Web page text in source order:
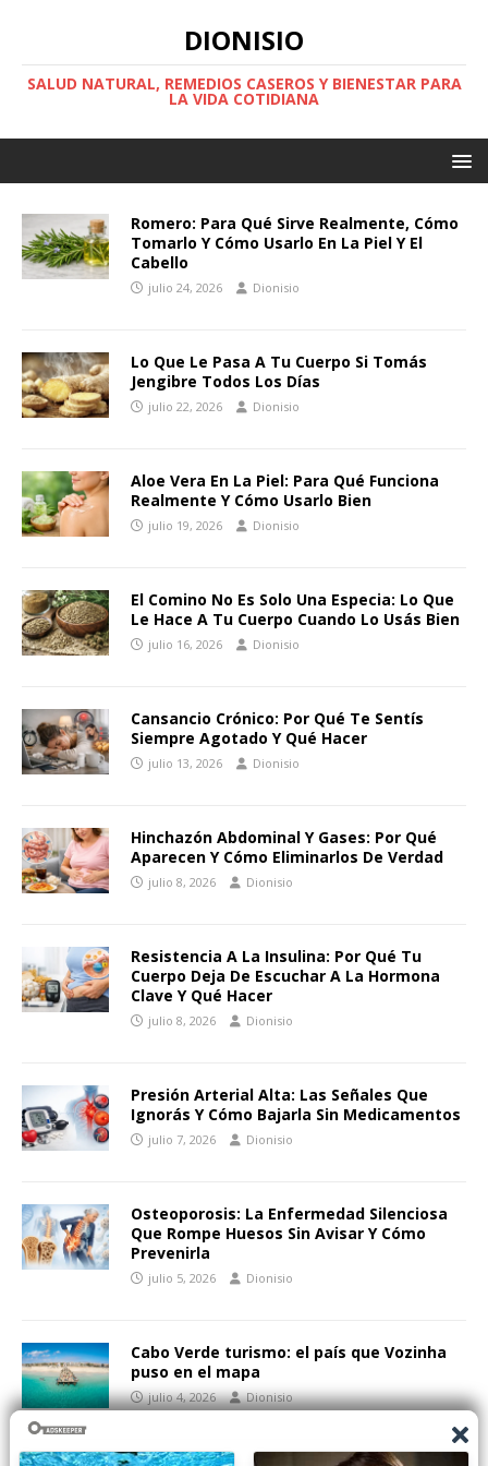
DIONISIO
SALUD NATURAL, REMEDIOS CASEROS Y BIENESTAR PARA
LA VIDA COTIDIANA
Romero: Para Qué Sirve Realmente, Cómo
Tomarlo Y Cómo Usarlo En La Piel Y El
Cabello
julio 24, 2026 Dionisio
Lo Que Le Pasa A Tu Cuerpo Si Tomás
Jengibre Todos Los Días
julio 22, 2026 Dionisio
Aloe Vera En La Piel: Para Qué Funciona
Realmente Y Cómo Usarlo Bien
julio 19, 2026 Dionisio
El Comino No Es Solo Una Especia: Lo Que
Le Hace A Tu Cuerpo Cuando Lo Usás Bien
julio 16, 2026 Dionisio
Cansancio Crónico: Por Qué Te Sentís
Siempre Agotado Y Qué Hacer
julio 13, 2026 Dionisio
Hinchazón Abdominal Y Gases: Por Qué
Aparecen Y Cómo Eliminarlos De Verdad
julio 8, 2026 Dionisio
Resistencia A La Insulina: Por Qué Tu
Cuerpo Deja De Escuchar A La Hormona
Clave Y Qué Hacer
julio 8, 2026 Dionisio
Presión Arterial Alta: Las Señales Que
Ignorás Y Cómo Bajarla Sin Medicamentos
julio 7, 2026 Dionisio
Osteoporosis: La Enfermedad Silenciosa
Que Rompe Huesos Sin Avisar Y Cómo
Prevenirla
julio 5, 2026 Dionisio
Cabo Verde turismo: el país que Vozinha
puso en el mapa
julio 4, 2026 Dionisio